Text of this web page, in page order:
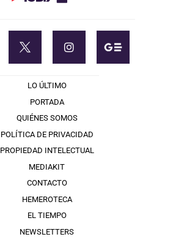
LO ÚLTIMO
PORTADA
QUIÉNES SOMOS
POLÍTICA DE PRIVACIDAD
PROPIEDAD INTELECTUAL
MEDIAKIT
CONTACTO
HEMEROTECA
EL TIEMPO
NEWSLETTERS